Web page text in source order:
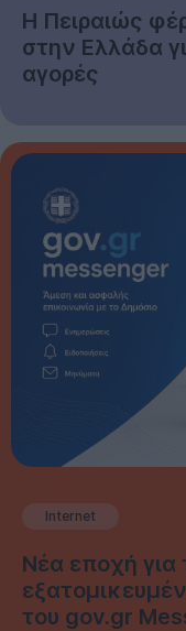
Η Πειραιώς
στην Ελλάδα
αγορές
Internet
Νέα εποχή για
του gov.gr